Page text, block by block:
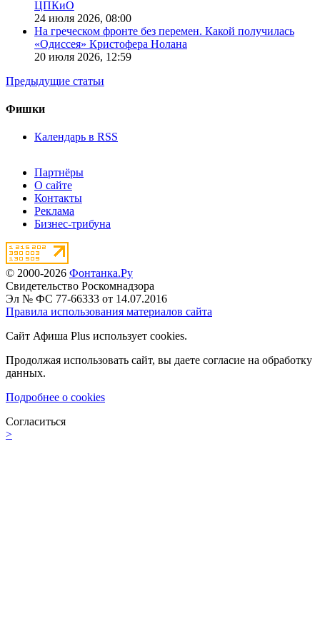
ЦПКиО
24 июля 2026, 08:00
На греческом фронте без перемен. Какой получилась
«Одиссея» Кристофера Нолана
20 июля 2026, 12:59
Предыдущие статьи
Фишки
Календарь в RSS
Партнёры
О сайте
Контакты
Реклама
Бизнес-трибуна
© 2000-2026 Фонтанка.Ру
Свидетельство Роскомнадзора
Эл № ФС 77-66333 от 14.07.2016
Правила использования материалов сайта
Сайт Афиша Plus использует cookies.
Продолжая использовать сайт, вы даете согласие на обработку
данных.
Подробнее о cookies
Согласиться
>